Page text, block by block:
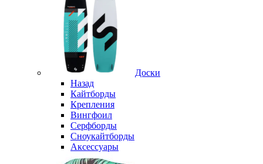
Доски
Назад
Кайтборды
Крепления
Вингфоил
Серфборды
Сноукайтборды
Аксессуары